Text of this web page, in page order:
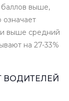
баллов выше,
означает
и выше средний
на 27-33%
ВОДИТЕЛЕЙ